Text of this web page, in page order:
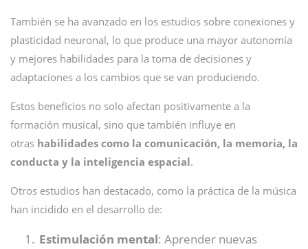
También se ha avanzado en los estudios sobre conexiones y
plasticidad neuronal, lo que produce una mayor autonomía
y mejores habilidades para la toma de decisiones y
adaptaciones a los cambios que se van produciendo.
Estos beneficios no solo afectan positivamente a la
formación musical, sino que también influye en
otras habilidades como la comunicación, la memoria, la
conducta y la inteligencia espacial.
Otros estudios han destacado, como la práctica de la música
han incidido en el desarrollo de:
Estimulación mental: Aprender nuevas